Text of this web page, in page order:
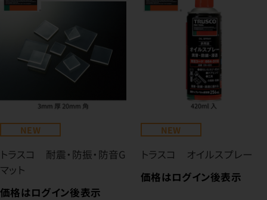
NEW
トラスコ 耐震・防振・防音G
マット
価格はログイン後表示
NEW
トラスコ オイルスプレー
価格はログイン後表示